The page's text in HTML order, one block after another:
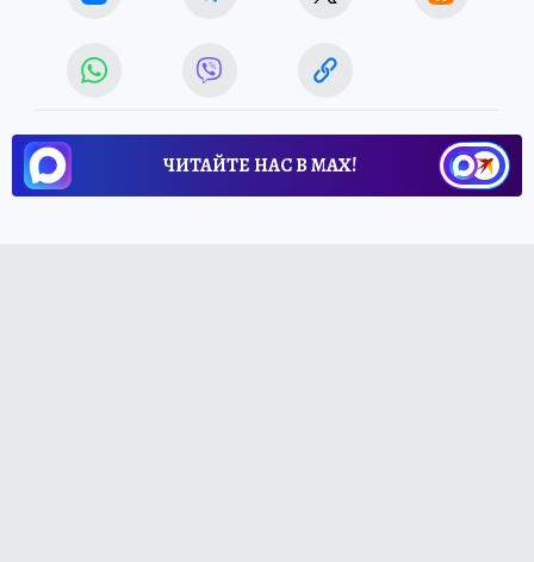
ЧИТАЙТЕ НАС В МАХ!